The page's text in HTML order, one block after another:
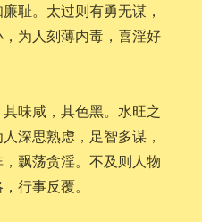
耻。太过则有勇无谋，
为人刻薄内毒，喜淫好
味咸，其色黑。水旺之
深思熟虑，足智多谋，
飘荡贪淫。不及则人物
行事反覆。